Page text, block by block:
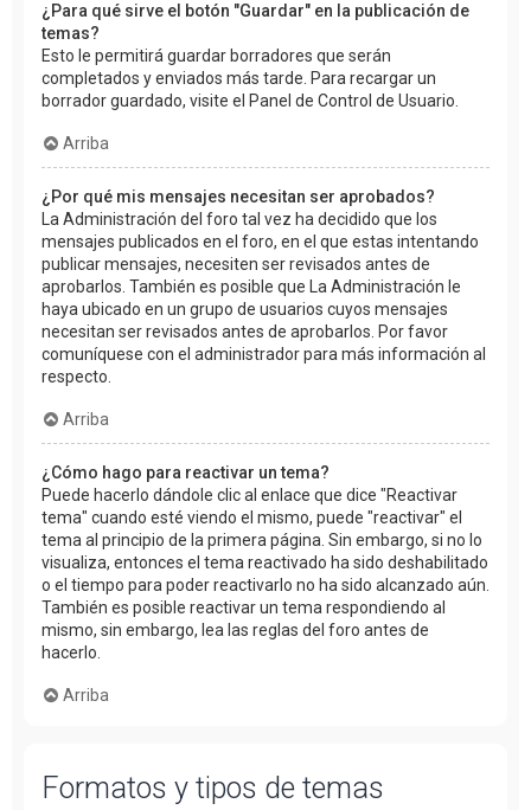
¿Para qué sirve el botón "Guardar" en la publicación de
temas?
Esto le permitirá guardar borradores que serán
completados y enviados más tarde. Para recargar un
borrador guardado, visite el Panel de Control de Usuario.
Arriba
¿Por qué mis mensajes necesitan ser aprobados?
La Administración del foro tal vez ha decidido que los
mensajes publicados en el foro, en el que estas intentando
publicar mensajes, necesiten ser revisados antes de
aprobarlos. También es posible que La Administración le
haya ubicado en un grupo de usuarios cuyos mensajes
necesitan ser revisados antes de aprobarlos. Por favor
comuníquese con el administrador para más información al
respecto.
Arriba
¿Cómo hago para reactivar un tema?
Puede hacerlo dándole clic al enlace que dice "Reactivar
tema" cuando esté viendo el mismo, puede "reactivar" el
tema al principio de la primera página. Sin embargo, si no lo
visualiza, entonces el tema reactivado ha sido deshabilitado
o el tiempo para poder reactivarlo no ha sido alcanzado aún.
También es posible reactivar un tema respondiendo al
mismo, sin embargo, lea las reglas del foro antes de
hacerlo.
Arriba
Formatos y tipos de temas